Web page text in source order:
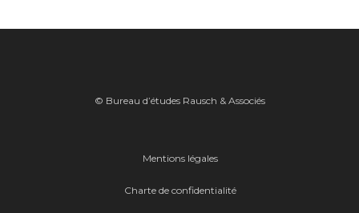
© Bureau d’études Rausch & Associés
Mentions légales
Charte de confidentialité